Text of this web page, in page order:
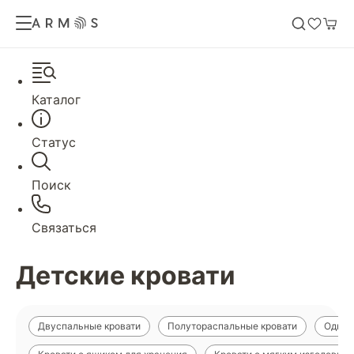
Каталог
Статус
Поиск
Связаться
Детские кровати
Двуспальные кровати Полутораспальные кровати